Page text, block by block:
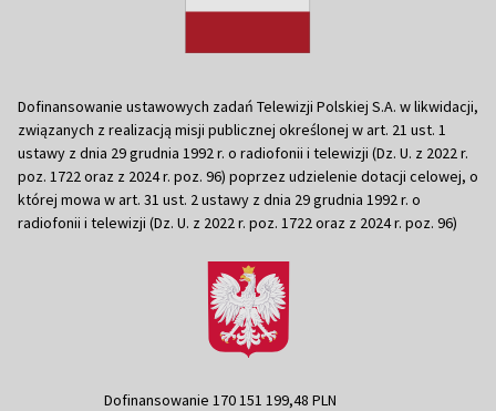
Dofinansowanie ustawowych zadań Telewizji Polskiej S.A. w likwidacji,
związanych z realizacją misji publicznej określonej w art. 21 ust. 1
ustawy z dnia 29 grudnia 1992 r. o radiofonii i telewizji (Dz. U. z 2022 r.
poz. 1722 oraz z 2024 r. poz. 96) poprzez udzielenie dotacji celowej, o
której mowa w art. 31 ust. 2 ustawy z dnia 29 grudnia 1992 r. o
radiofonii i telewizji (Dz. U. z 2022 r. poz. 1722 oraz z 2024 r. poz. 96)
Dofinansowanie 170 151 199,48 PLN